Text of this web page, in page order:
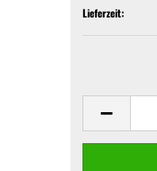
Lieferzeit: